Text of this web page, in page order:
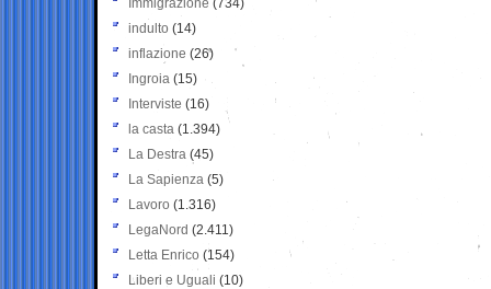
Immigrazione (734)
indulto (14)
inflazione (26)
Ingroia (15)
Interviste (16)
la casta (1.394)
La Destra (45)
La Sapienza (5)
Lavoro (1.316)
LegaNord (2.411)
Letta Enrico (154)
Liberi e Uguali (10)